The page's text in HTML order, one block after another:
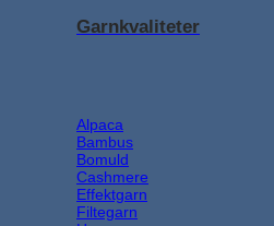
Garnkvaliteter
Alpaca
Bambus
Bomuld
Cashmere
Effektgarn
Filtegarn